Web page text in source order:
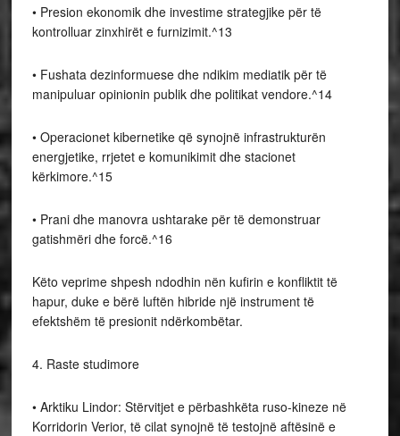
• Presion ekonomik dhe investime strategjike për të
kontrolluar zinxhirët e furnizimit.^13
• Fushata dezinformuese dhe ndikim mediatik për të
manipuluar opinionin publik dhe politikat vendore.^14
• Operacionet kibernetike që synojnë infrastrukturën
energjetike, rrjetet e komunikimit dhe stacionet
kërkimore.^15
• Prani dhe manovra ushtarake për të demonstruar
gatishmëri dhe forcë.^16
Këto veprime shpesh ndodhin nën kufirin e konfliktit të
hapur, duke e bërë luftën hibride një instrument të
efektshëm të presionit ndërkombëtar.
4. Raste studimore
• Arktiku Lindor: Stërvitjet e përbashkëta ruso-kineze në
Korridorin Verior, të cilat synojnë të testojnë aftësinë e